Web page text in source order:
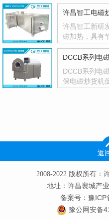
功能，不···
许昌智工电磁
许昌智工新研
磁加热，具有
数设···
DCCB系列电
DCCB系列电
保电磁炒货机
返
2008-2022 版权所有：
地址：许昌襄城产
备案号：豫
豫公网安备